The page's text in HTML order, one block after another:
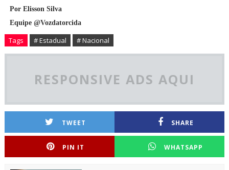
Por Elisson Silva
Equipe @Vozdatorcida
Tags # Estadual # Nacional
RESPONSIVE ADS AQUI
TWEET SHARE
PIN IT WHATSAPP